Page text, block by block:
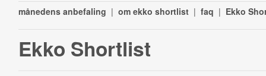
månedens anbefaling | om ekko shortlist | faq | Ekko
Ekko Shortlist